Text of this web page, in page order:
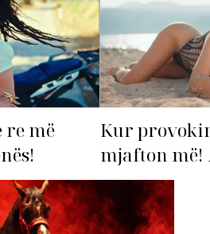
re më
Kur
mjafton më!
‘dorëzohet’